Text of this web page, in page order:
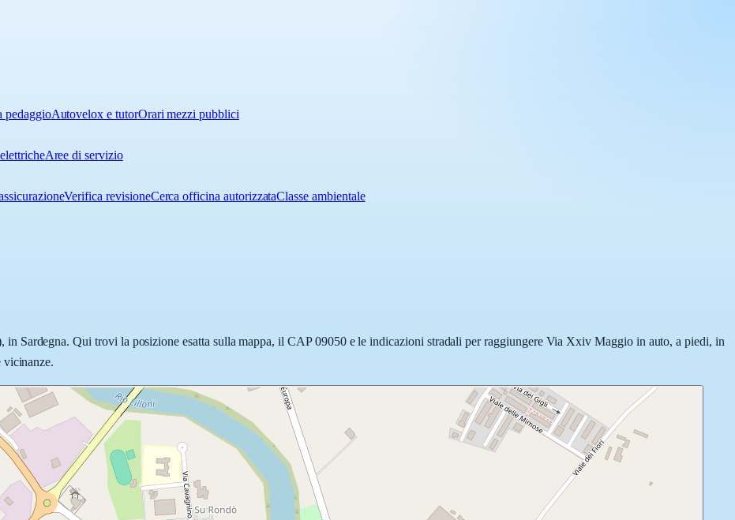
pedaggioAutovelox e tutorOrari mezzi pubblici
Aree di servizio
Verifica revisioneCerca officina autorizzataClasse ambientale
Sardegna. Qui trovi la posizione esatta sulla mappa, il CAP 09050 e le indicazioni stradali per raggiungere Via Xxiv Maggio in auto, a piedi, in